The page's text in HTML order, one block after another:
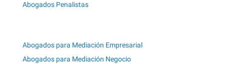
Abogados Penalistas
Abogados para Mediación Empresarial
Abogados para Mediación Negocio